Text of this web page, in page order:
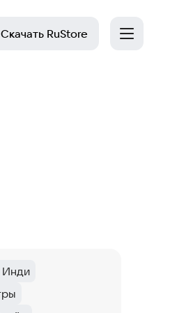
Скачать RuStore
Survival
Инди